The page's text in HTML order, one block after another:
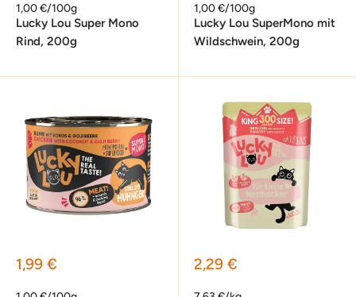
1,00 €/100g
Lucky Lou Super Mono
Rind, 200g
1,00 €/100g
Lucky Lou SuperMono mit
Wildschwein, 200g
Sonderpreis
1,99 € Sonderpreis
2,29 €